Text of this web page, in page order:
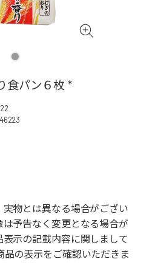
食パン６枚 *
物とは異なる場合がござい
予告なく変更となる場合が
表示の記載内容に関しまして
品の表示をご確認いただきま